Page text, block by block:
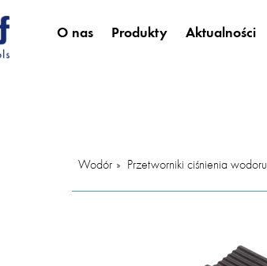
O nas Produkty Aktualności
Wodór Przetworniki ciśnienia wodoru